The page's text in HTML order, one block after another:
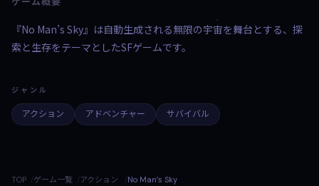
『No Man’s Sky』は自動生成される無限の宇宙を舞台とする、探
索と生存をテーマとしたSFゲームです。
ジャンル
アクション アドベンチャー サバイバル
TOP ゲーム一覧 アクション No Man’s Sky